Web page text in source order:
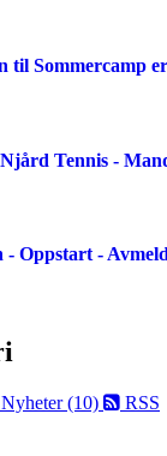
til Sommercamp
Tennis -
- Oppstart -
Nyheter (10) RSS